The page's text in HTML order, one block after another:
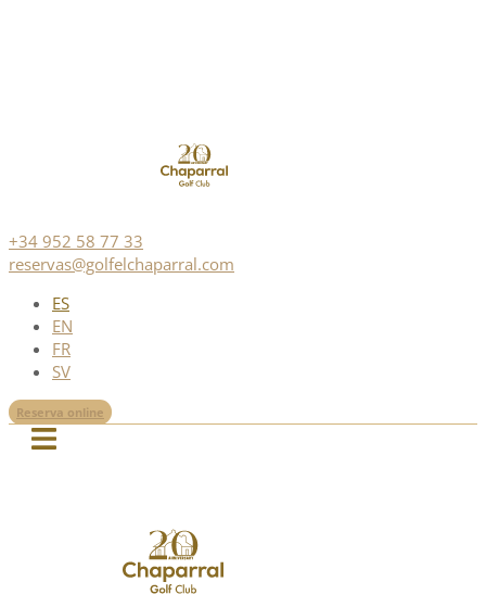
+34 952 58 77 33
reservas@golfelchaparral.com
ES
EN
FR
SV
Reserva online